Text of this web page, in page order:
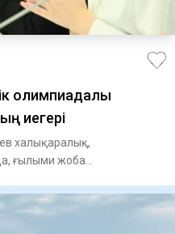
олимпиадалық
иегері
халықаралық,
ғылыми жоба